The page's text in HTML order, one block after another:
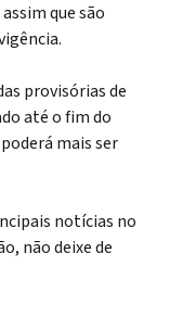
que são
provisórias de
até o fim do
mais ser
notícias no
não deixe de